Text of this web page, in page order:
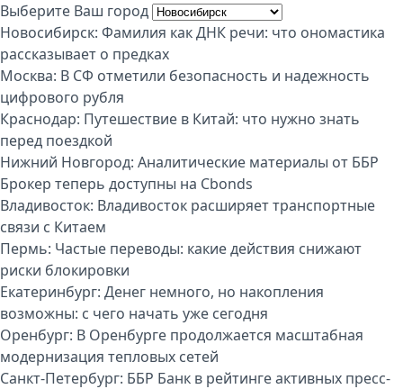
Выберите Ваш город
Новосибирск: Фамилия как ДНК речи: что ономастика
рассказывает о предках
Москва: В СФ отметили безопасность и надежность
цифрового рубля
Краснодар: Путешествие в Китай: что нужно знать
перед поездкой
Нижний Новгород: Аналитические материалы от ББР
Брокер теперь доступны на Cbonds
Владивосток: Владивосток расширяет транспортные
связи с Китаем
Пермь: Частые переводы: какие действия снижают
риски блокировки
Екатеринбург: Денег немного, но накопления
возможны: с чего начать уже сегодня
Оренбург: В Оренбурге продолжается масштабная
модернизация тепловых сетей
Санкт-Петербург: ББР Банк в рейтинге активных пресс-